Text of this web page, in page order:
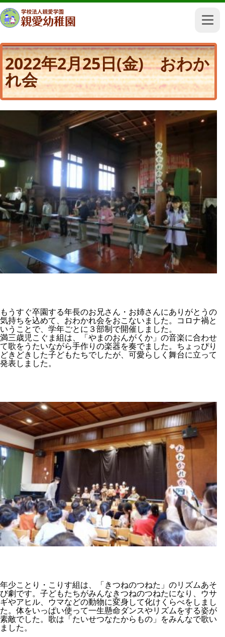
2022年2月25日(金) おわか
れ会
もうすぐ卒園する年長のお兄さん・お姉さんにありがとうの
気持ちを込めて、おわかれ会をおこないました。コロナ禍と
いうことで、学年ごとに３部制で開催しました。
満三歳児こぐま組は、「やまのおんがくか」の音楽に合わせ
て歌をうたいながら手作りの楽器を奏でました。ちょっぴり
どきどきした子どもたちでしたが、可愛らしく舞台に立って
発表しました。
年少ことり・こりす組は、「きつねのつねた」のリズムあそ
び劇です。子どもたちがみんなきつねのつねたになり、ウサ
ギやアヒル、ウマなどの動物に変身して化けくらべをしまし
た。体をいっぱい使って一生懸命ダンスやリズムをする姿が
素敵でした。歌は「たいせつなたからもの」をみんなで歌い
ました。